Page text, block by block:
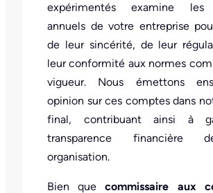
expérimentés examine les
annuels de votre entreprise
de leur sincérité, de leur
leur conformité aux normes
vigueur. Nous émettons
opinion sur ces comptes dans
final, contribuant ainsi à
transparence financière
organisation.
Bien quecommissaire aux